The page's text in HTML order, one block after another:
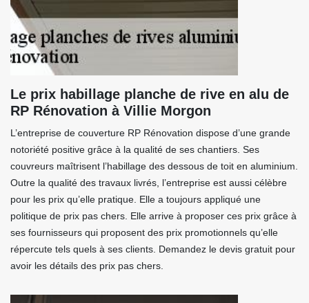
Le prix habillage planche de rive en alu de
RP Rénovation à Villie Morgon
L’entreprise de couverture RP Rénovation dispose d’une grande
notoriété positive grâce à la qualité de ses chantiers. Ses
couvreurs maîtrisent l’habillage des dessous de toit en aluminium.
Outre la qualité des travaux livrés, l’entreprise est aussi célèbre
pour les prix qu’elle pratique. Elle a toujours appliqué une
politique de prix pas chers. Elle arrive à proposer ces prix grâce à
ses fournisseurs qui proposent des prix promotionnels qu’elle
répercute tels quels à ses clients. Demandez le devis gratuit pour
avoir les détails des prix pas chers.